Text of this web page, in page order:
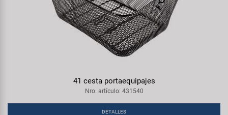
41 cesta portaequipajes
Nro. artículo: 431540
DETALLES